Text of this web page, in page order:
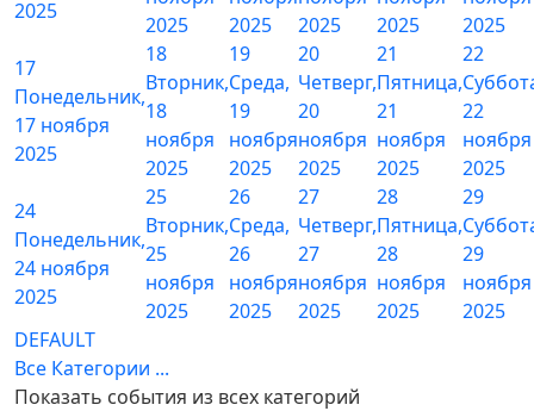
2025
2025
2025
2025
2025
2025
17
Понедельник,
17 ноября
2025
18
Вторник,
18
ноября
2025
19
Среда,
19
ноября
2025
20
Четверг,
20
ноября
2025
21
Пятница,
21
ноября
2025
22
22
ноября
2025
24
Понедельник,
24 ноября
2025
25
Вторник,
25
ноября
2025
26
Среда,
26
ноября
2025
27
Четверг,
27
ноября
2025
28
Пятница,
28
ноября
2025
29
29
ноября
2025
DEFAULT
Все Категории ...
Показать события из всех категорий